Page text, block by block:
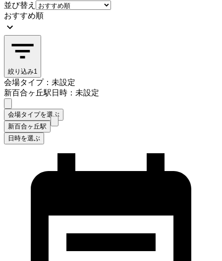
並び替え
おすすめ順
絞り込み1
会場タイプ：未設定
新百合ヶ丘駅日時：未設定
会場タイプを選ぶ
新百合ヶ丘駅
日時を選ぶ